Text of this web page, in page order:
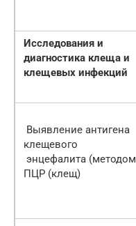
Исследования и
диагностика клеща и
клещевых инфекций
Выявление антигена
клещевого
энцефалита (методом
ПЦР (клещ)